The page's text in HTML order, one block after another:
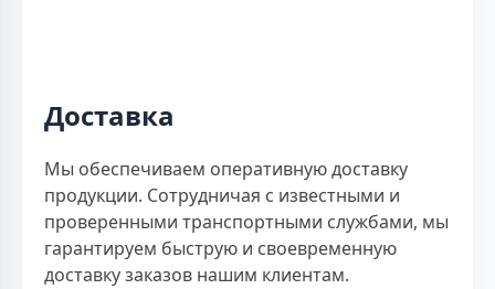
Доставка
Мы обеспечиваем оперативную доставку
продукции. Сотрудничая с известными и
проверенными транспортными службами, мы
гарантируем быструю и своевременную
доставку заказов нашим клиентам.